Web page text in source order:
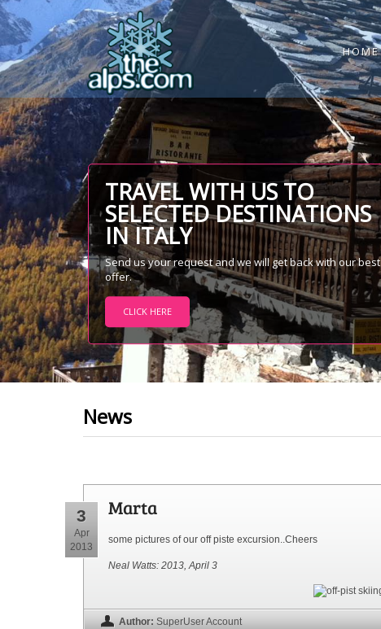
HOME
TRAVEL WITH US TO
SELECTED DESTINATIONS
IN ITALY
Send us your request and we will get back with our best
offer.
CLICK HERE
News
3
Apr
2013
Marta
some pictures of our off piste excursion..Cheers
Neal Watts: 2013, April 3
Author: SuperUser Account